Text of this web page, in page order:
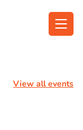
View all events